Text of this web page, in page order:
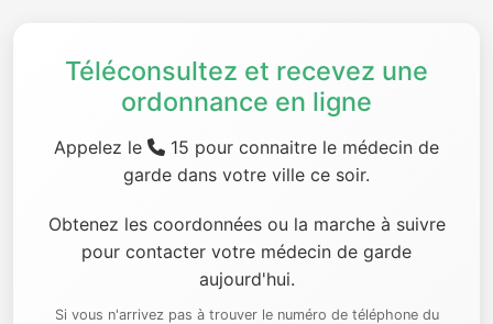
Téléconsultez et recevez une
ordonnance en ligne
Appelez le
15 pour connaitre le médecin de
garde dans votre ville ce soir.
Obtenez les coordonnées ou la marche à suivre
pour contacter votre médecin de garde
aujourd'hui.
Si vous n'arrivez pas à trouver le numéro de téléphone du